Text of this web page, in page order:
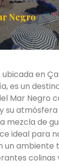
Negro
ubicada en
es un
Mar Negro
su atmósfera
mezcla de
ideal para
un ambiente
colinas